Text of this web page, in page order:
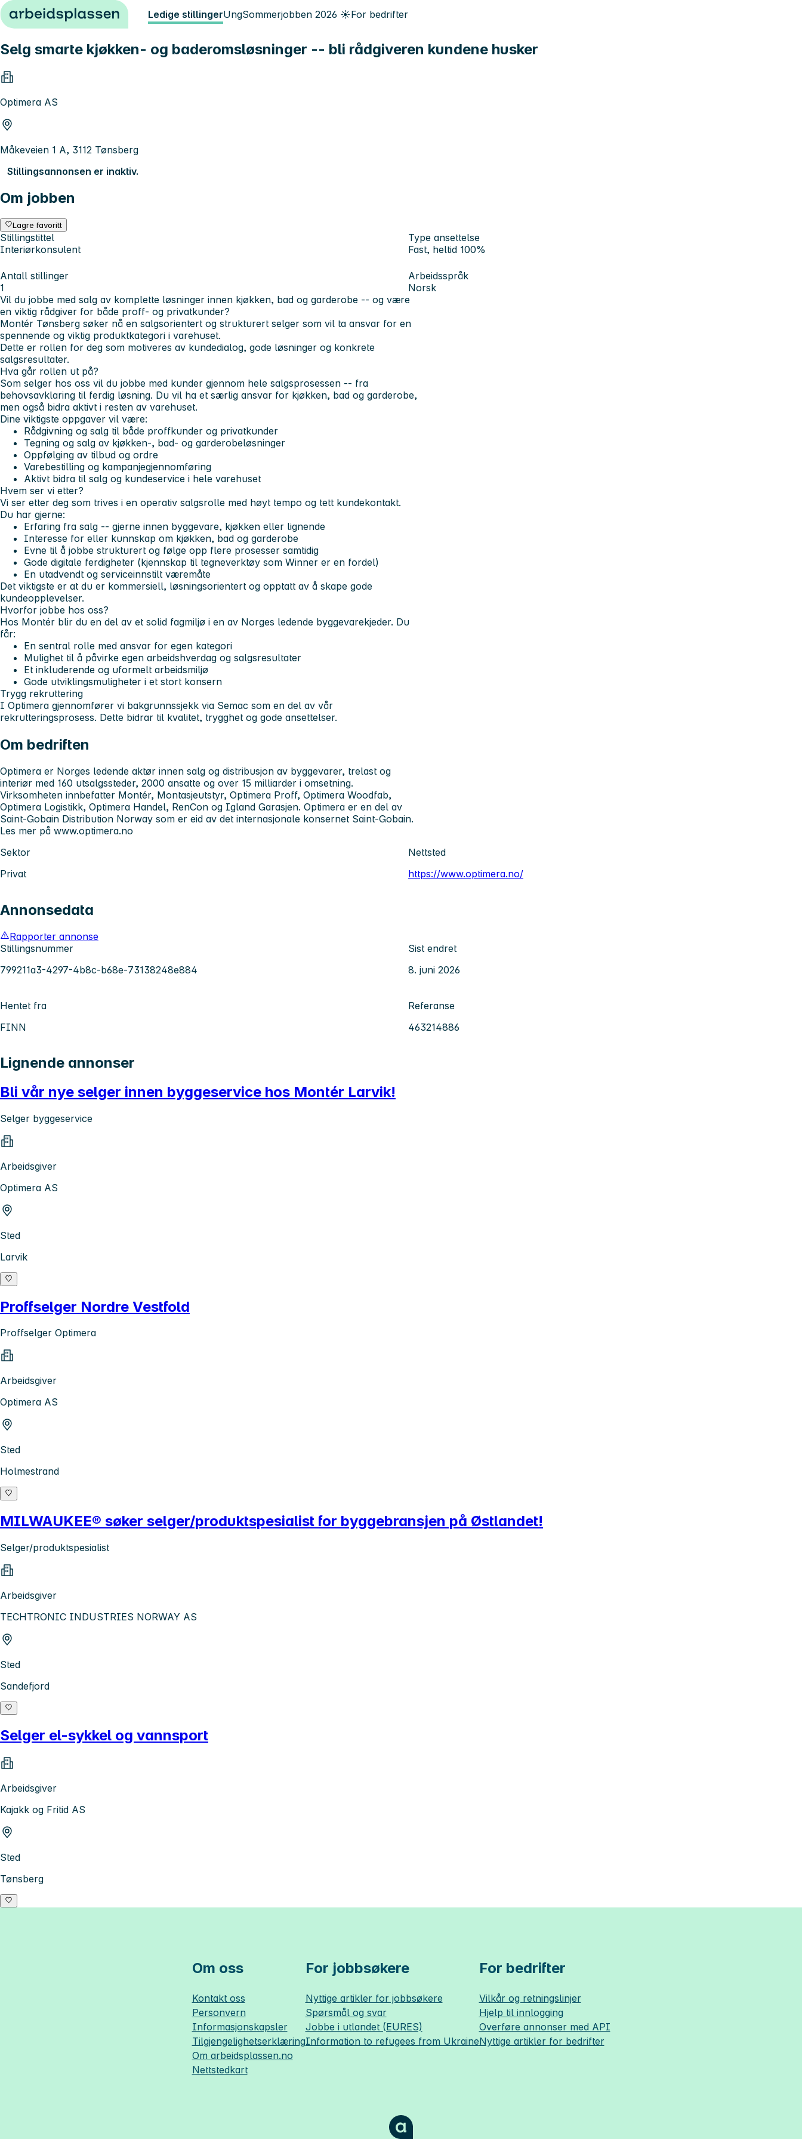
Hopp til innhold Ledige stillingerUngSommerjobben 2026 ☀️For bedrifter
Selg smarte kjøkken- og baderomsløsninger -- bli rådgiveren kundene husker
Optimera AS
Måkeveien 1 A, 3112 Tønsberg
Stillingsannonsen er inaktiv.
Om jobben
Lagre favoritt
Stillingstittel
Interiørkonsulent
Type ansettelse
Fast, heltid 100%
Antall stillinger
1
Arbeidsspråk
Norsk
Vil du jobbe med salg av komplette løsninger innen kjøkken, bad og garderobe -- og være
en viktig rådgiver for både proff- og privatkunder?
Montér Tønsberg søker nå en salgsorientert og strukturert selger som vil ta ansvar for en
spennende og viktig produktkategori i varehuset.
Dette er rollen for deg som motiveres av kundedialog, gode løsninger og konkrete
salgsresultater.
Hva går rollen ut på?
Som selger hos oss vil du jobbe med kunder gjennom hele salgsprosessen -- fra
behovsavklaring til ferdig løsning. Du vil ha et særlig ansvar for kjøkken, bad og garderobe,
men også bidra aktivt i resten av varehuset.
Dine viktigste oppgaver vil være:
Rådgivning og salg til både proffkunder og privatkunder
Tegning og salg av kjøkken-, bad- og garderobeløsninger
Oppfølging av tilbud og ordre
Varebestilling og kampanjegjennomføring
Aktivt bidra til salg og kundeservice i hele varehuset
Hvem ser vi etter?
Vi ser etter deg som trives i en operativ salgsrolle med høyt tempo og tett kundekontakt.
Du har gjerne:
Erfaring fra salg -- gjerne innen byggevare, kjøkken eller lignende
Interesse for eller kunnskap om kjøkken, bad og garderobe
Evne til å jobbe strukturert og følge opp flere prosesser samtidig
Gode digitale ferdigheter (kjennskap til tegneverktøy som Winner er en fordel)
En utadvendt og serviceinnstilt væremåte
Det viktigste er at du er kommersiell, løsningsorientert og opptatt av å skape gode
kundeopplevelser.
Hvorfor jobbe hos oss?
Hos Montér blir du en del av et solid fagmiljø i en av Norges ledende byggevarekjeder. Du
får:
En sentral rolle med ansvar for egen kategori
Mulighet til å påvirke egen arbeidshverdag og salgsresultater
Et inkluderende og uformelt arbeidsmiljø
Gode utviklingsmuligheter i et stort konsern
Trygg rekruttering
I Optimera gjennomfører vi bakgrunnssjekk via Semac som en del av vår
rekrutteringsprosess. Dette bidrar til kvalitet, trygghet og gode ansettelser.
Om bedriften
Optimera er Norges ledende aktør innen salg og distribusjon av byggevarer, trelast og
interiør med 160 utsalgssteder, 2000 ansatte og over 15 milliarder i omsetning.
Virksomheten innbefatter Montér, Montasjeutstyr, Optimera Proff, Optimera Woodfab,
Optimera Logistikk, Optimera Handel, RenCon og Igland Garasjen. Optimera er en del av
Saint-Gobain Distribution Norway som er eid av det internasjonale konsernet Saint-Gobain.
Les mer på www.optimera.no
Sektor
Privat
Nettsted
https://www.optimera.no/
Annonsedata
Rapporter annonse
Stillingsnummer
799211a3-4297-4b8c-b68e-73138248e884
Sist endret
8. juni 2026
Hentet fra
FINN
Referanse
463214886
Lignende annonser
Bli vår nye selger innen byggeservice hos Montér Larvik!
Selger byggeservice
Arbeidsgiver
Optimera AS
Sted
Larvik
Proffselger Nordre Vestfold
Proffselger Optimera
Arbeidsgiver
Optimera AS
Sted
Holmestrand
MILWAUKEE® søker selger/produktspesialist for byggebransjen på Østlandet!
Selger/produktspesialist
Arbeidsgiver
TECHTRONIC INDUSTRIES NORWAY AS
Sted
Sandefjord
Selger el-sykkel og vannsport
Arbeidsgiver
Kajakk og Fritid AS
Sted
Tønsberg
Om oss
Kontakt oss
Personvern
Informasjonskapsler
Tilgjengelighetserklæring
Om arbeidsplassen.no
Nettstedkart
For jobbsøkere
Nyttige artikler for jobbsøkere
Spørsmål og svar
Jobbe i utlandet (EURES)
Information to refugees from Ukraine
For bedrifter
Vilkår og retningslinjer
Hjelp til innlogging
Overføre annonser med API
Nyttige artikler for bedrifter